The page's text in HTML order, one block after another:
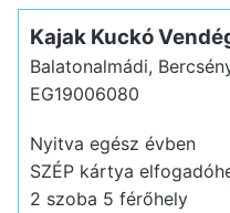
Kajak Kuckó
Balatonalmádi,
EG19006080
Nyitva egész évben
SZÉP kártya
2 szoba 5 férőhely